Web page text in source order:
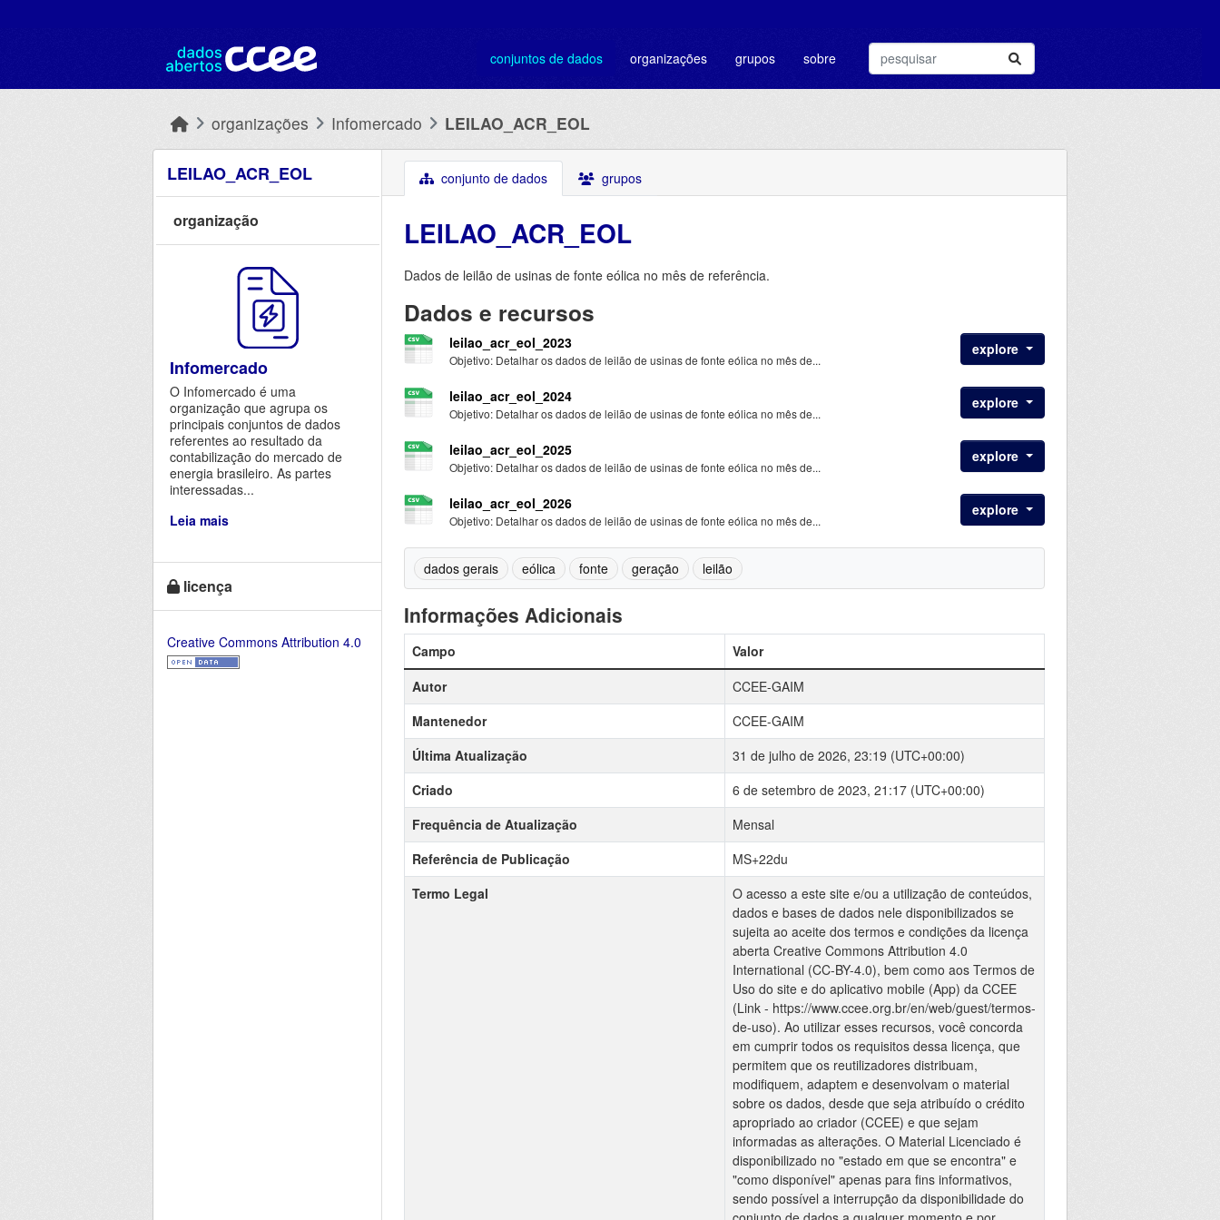
conjuntos de dados organizações grupos sobre
organizações Infomercado LEILAO_ACR_EOL
LEILAO_ACR_EOL
organização
Infomercado
O Infomercado é uma
organização que agrupa os
principais conjuntos de dados
referentes ao resultado da
contabilização do mercado de
energia brasileiro. As partes
interessadas...
Leia mais
licença
Creative Commons Attribution 4.0
conjunto de dados grupos
LEILAO_ACR_EOL
Dados de leilão de usinas de fonte eólica no mês de referência.
Dados e recursos
leilao_acr_eol_2023
Objetivo: Detalhar os dados de leilão de usinas de fonte eólica no mês de...
explore
leilao_acr_eol_2024
Objetivo: Detalhar os dados de leilão de usinas de fonte eólica no mês de...
explore
leilao_acr_eol_2025
Objetivo: Detalhar os dados de leilão de usinas de fonte eólica no mês de...
explore
leilao_acr_eol_2026
Objetivo: Detalhar os dados de leilão de usinas de fonte eólica no mês de...
explore
dados gerais eólica fonte geração leilão
Informações Adicionais
Campo
Valor
Autor
CCEE-GAIM
Mantenedor
CCEE-GAIM
Última Atualização
31 de julho de 2026, 23:19 (UTC+00:00)
Criado
6 de setembro de 2023, 21:17 (UTC+00:00)
Frequência de Atualização
Mensal
Referência de Publicação
MS+22du
Termo Legal
O acesso a este site e/ou a utilização de conteúdos,
dados e bases de dados nele disponibilizados se
sujeita ao aceite dos termos e condições da licença
aberta Creative Commons Attribution 4.0
International (CC-BY-4.0), bem como aos Termos de
Uso do site e do aplicativo mobile (App) da CCEE
(Link - https://www.ccee.org.br/en/web/guest/termos-
de-uso). Ao utilizar esses recursos, você concorda
em cumprir todos os requisitos dessa licença, que
permitem que os reutilizadores distribuam,
modifiquem, adaptem e desenvolvam o material
sobre os dados, desde que seja atribuído o crédito
apropriado ao criador (CCEE) e que sejam
informadas as alterações. O Material Licenciado é
disponibilizado no "estado em que se encontra" e
"como disponível" apenas para fins informativos,
sendo possível a interrupção da disponibilidade do